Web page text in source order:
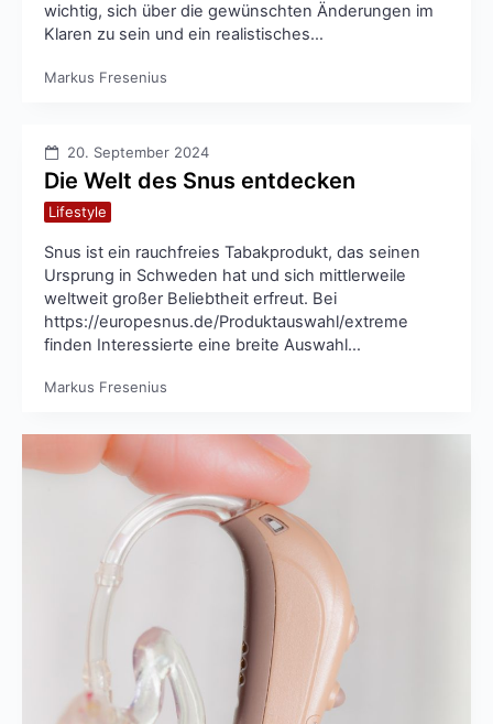
wichtig, sich über die gewünschten Änderungen im
Klaren zu sein und ein realistisches…
Markus Fresenius
20. September 2024
Die Welt des Snus entdecken
Lifestyle
Snus ist ein rauchfreies Tabakprodukt, das seinen
Ursprung in Schweden hat und sich mittlerweile
weltweit großer Beliebtheit erfreut. Bei
https://europesnus.de/Produktauswahl/extreme
finden Interessierte eine breite Auswahl…
Markus Fresenius